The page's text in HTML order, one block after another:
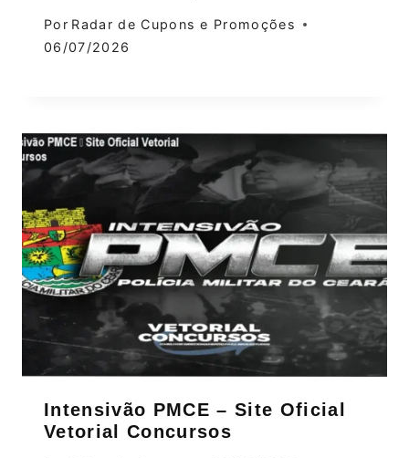
Por Radar de Cupons e Promoções
06/07/2026
Intensivão PMCE – Site Oficial
Vetorial Concursos